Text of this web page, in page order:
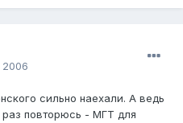
2006
сильно наехали. А ведь
раз повторюсь - МГТ для